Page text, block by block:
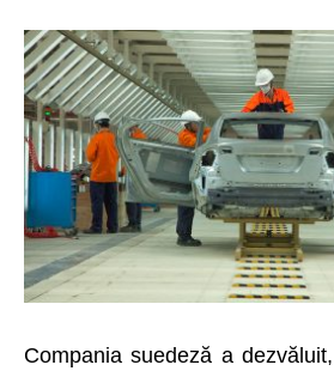
Compania suedeză a